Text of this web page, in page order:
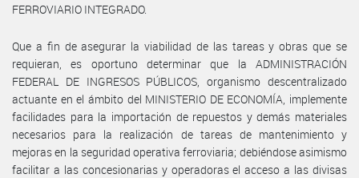
FERROVIARIO INTEGRADO.
Que a fin de asegurar la viabilidad de las tareas y obras que se
requieran, es oportuno determinar que la ADMINISTRACIÓN
FEDERAL DE INGRESOS PÚBLICOS, organismo descentralizado
actuante en el ámbito del MINISTERIO DE ECONOMÍA, implemente
facilidades para la importación de repuestos y demás materiales
necesarios para la realización de tareas de mantenimiento y
mejoras en la seguridad operativa ferroviaria; debiéndose asimismo
facilitar a las concesionarias y operadoras el acceso a las divisas